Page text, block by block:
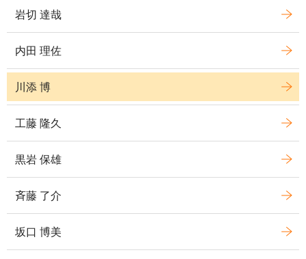
岩切 達哉
内田 理佐
川添 博
工藤 隆久
黒岩 保雄
斉藤 了介
坂口 博美